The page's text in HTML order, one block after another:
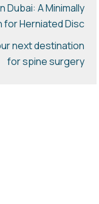
Dubai: A Minimally
for Herniated Disc
next destination
for spine surgery